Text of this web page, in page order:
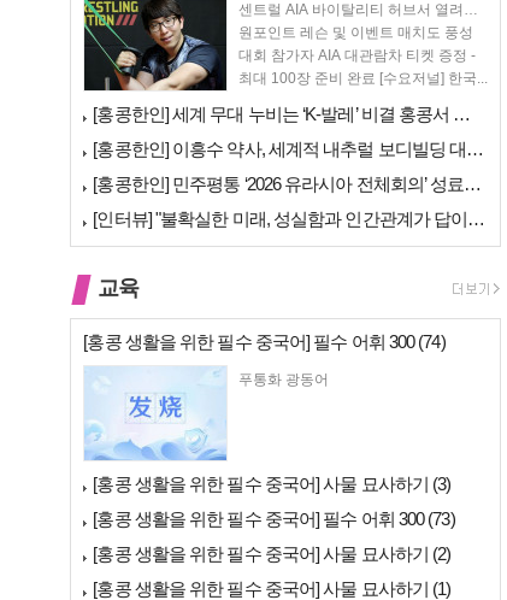
센트럴 AIA 바이탈리티 허브서 열려…
원포인트 레슨 및 이벤트 매치도 풍성
대회 참가자 AIA 대관람차 티켓 증정 -
최대 100장 준비 완료 [수요저널] 한국...
[홍콩한인] 세계 무대 누비는 ‘K-발레’ 비결 홍콩서 연다… 정발레스튜…
[홍콩한인] 이흥수 약사, 세계적 내추럴 보디빌딩 대회 WNBF 홍콩서 …
[홍콩한인] 민주평통 ‘2026 유라시아 전체회의’ 성료… 이재명 대통령…
[인터뷰] "불확실한 미래, 성실함과 인간관계가 답이다"… 최강욱 한은 …
교육
[홍콩 생활을 위한 필수 중국어] 필수 어휘 300 (74)
푸통화 광동어
[홍콩 생활을 위한 필수 중국어] 사물 묘사하기 (3)
[홍콩 생활을 위한 필수 중국어] 필수 어휘 300 (73)
[홍콩 생활을 위한 필수 중국어] 사물 묘사하기 (2)
[홍콩 생활을 위한 필수 중국어] 사물 묘사하기 (1)